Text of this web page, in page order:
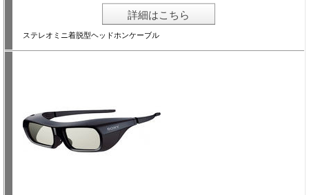
詳細はこちら
ステレオミニ着脱型ヘッドホンケーブル